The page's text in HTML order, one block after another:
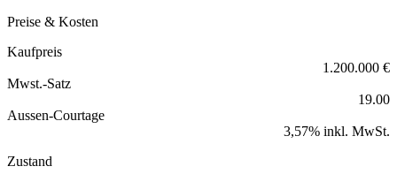
Preise & Kosten
Kaufpreis
1.200.000 €
Mwst.-Satz
19.00
Aussen-Courtage
3,57% inkl. MwSt.
Zustand